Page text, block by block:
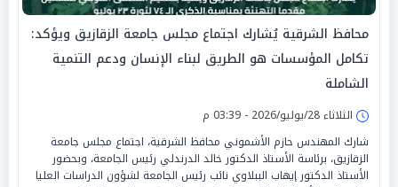
محافظ الشرقية يُشارك اجتماع مجلس جامعة الزقازيق ويؤكد:
تكامل المؤسسات هو الطريق لبناء الإنسان ودعم التنمية
الشاملة
الثلاثاء 28/يوليو/2026 - 03:39 م
شارك المهندس حازم الأشموني محافظ الشرقية، اجتماع مجلس جامعة
الزقازيق، برئاسة الأستاذ الدكتور خالد الدرندلي رئيس الجامعة، وبحضور
الأستاذ الدكتور إيهاب الببلاوي نائب رئيس الجامعة لشؤون الدراسات العليا